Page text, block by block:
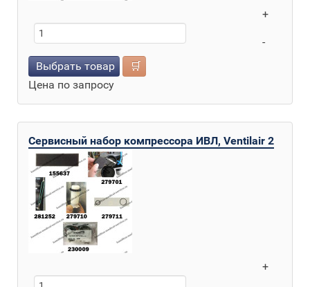
+
-
Выбрать товар
🛒
Цена по запросу
Сервисный набор компрессора ИВЛ, Ventilair 2
+